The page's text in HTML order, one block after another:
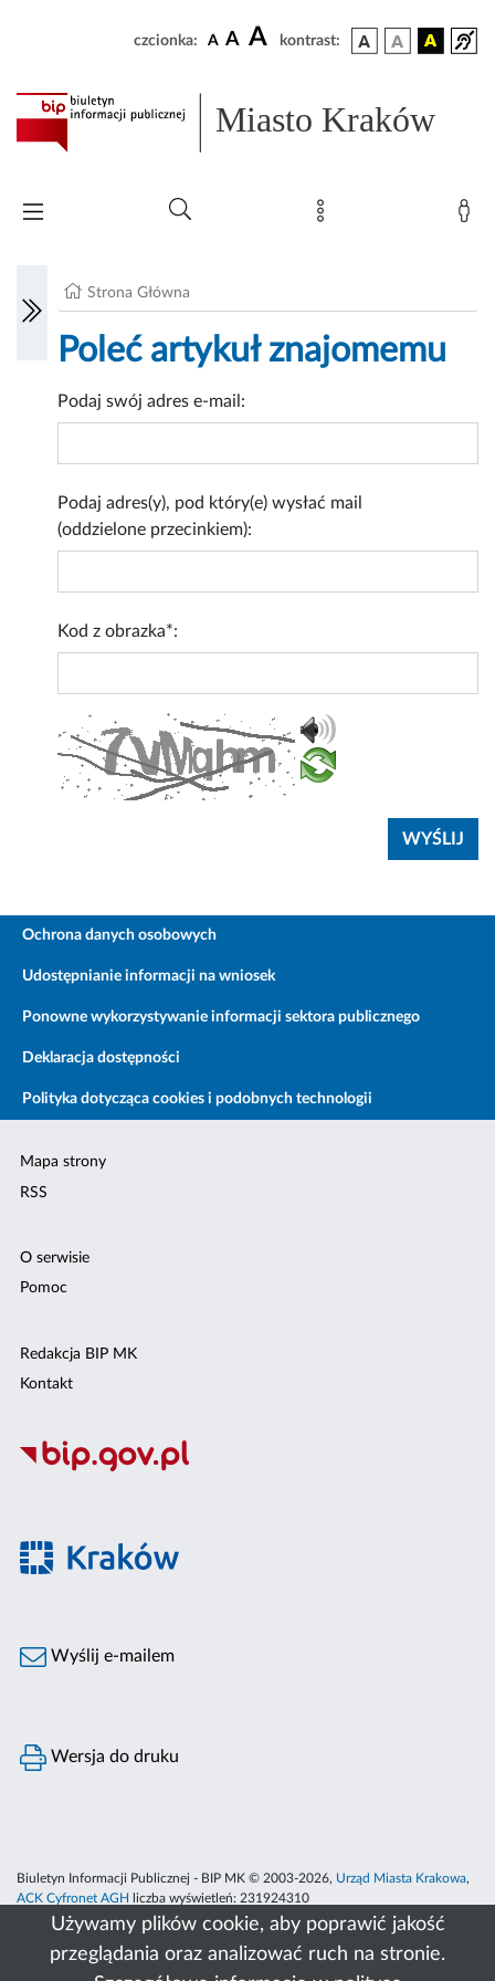
Używamy plików cookie, aby poprawić jakość
przeglądania oraz analizować ruch na stronie.
czcionka: A A A kontrast:
Miasto Kraków
Strona Główna
Poleć artykuł znajomemu
Podaj swój adres e-mail:
Podaj adres(y), pod który(e) wysłać mail
(oddzielone przecinkiem):
Kod z obrazka*:
Ochrona danych osobowych
Udostępnianie informacji na wniosek
Ponowne wykorzystywanie informacji sektora publicznego
Deklaracja dostępności
Polityka dotycząca cookies i podobnych technologii
Mapa strony
RSS
O serwisie
Pomoc
Redakcja BIP MK
Kontakt
Wyślij e-mailem
Wersja do druku
Biuletyn Informacji Publicznej - BIP MK © 2003-2026, Urząd Miasta Krakowa,
ACK Cyfronet AGH
liczba wyświetleń: 231924310